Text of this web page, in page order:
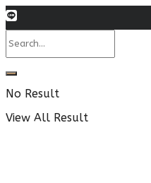
No Result
View All Result